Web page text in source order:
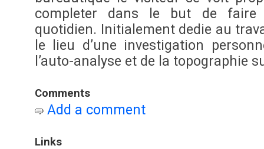
completer dans le but de faire
quotidien. Initialement dedie au
le lieu d’une investigation
l’auto-analyse et de la topographie
Comments
Add a comment
Links